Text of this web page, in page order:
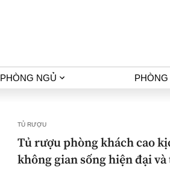
PHÒNG NGỦ
TỦ RƯỢU
Tủ rượu phòng khách cao
không gian sống hiện đại